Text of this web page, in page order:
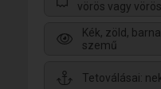
vörös vagy
Kék, zöld,
szemű
Tetoválásai: